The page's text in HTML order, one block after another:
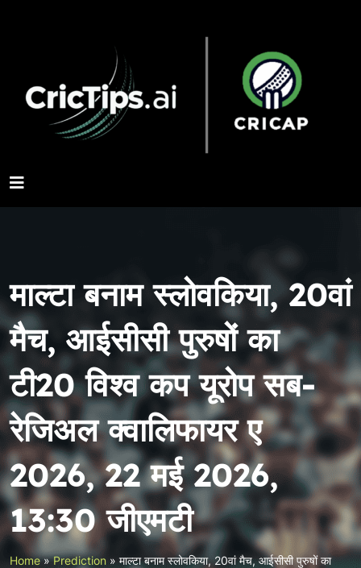
माल्टा बनाम स्लोवकिया, 20वां
मैच, आईसीसी पुरुषों का
टी20 विश्व कप यूरोप सब-
रेजिअल क्वालिफायर ए
2026, 22 मई 2026,
13:30 जीएमटी
Home»Prediction »माल्टा बनाम स्लोवकिया, 20वां मैच, आईसीसी पुरुषों का